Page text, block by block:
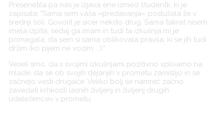
Presenetila pa nas je izjava ene izmed študentk, ki je
zapisala: "Sama sem vaša »predavanja« poslušala že v
srednji šoli. Govoril je sicer nekdo drug. Sama takrat nisem
imela izpita, sedaj ga imam in tudi ta izkušnja mi je
pomagala, da sem si sama oblikovala pravila, ki se jih tudi
držim (ko pijem ne vozim, …)."
Veseli smo, da s svojimi izkušnjami pozitivno vplivamo na
mlade, da se ob svojih dejanjih v prometu zamislijo in se
začnejo vesti drugače. Veliko bolj se namreč začno
zavedati krhkosti lasnih življenj in življenj drugih
udeležencev v prometu.